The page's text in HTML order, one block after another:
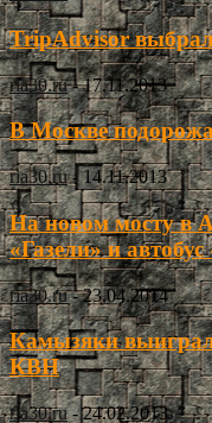
TripAdvisor
ria30.ru - 17.11.2013
В Москве
ria30.ru - 14.11.2013
На новом мосту в
«Газели» и
ria30.ru - 23.04.2014
Камызяки
КВН
ria30.ru - 24.02.2013